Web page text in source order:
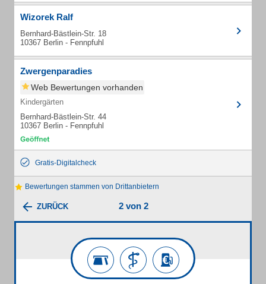
Wizorek Ralf
Bernhard-Bästlein-Str. 18
10367 Berlin - Fennpfuhl
Zwergenparadies
Web Bewertungen vorhanden
Kindergärten
Bernhard-Bästlein-Str. 44
10367 Berlin - Fennpfuhl
Gratis-Digitalcheck
Bewertungen stammen von Drittanbietern
ZURÜCK 2 von 2